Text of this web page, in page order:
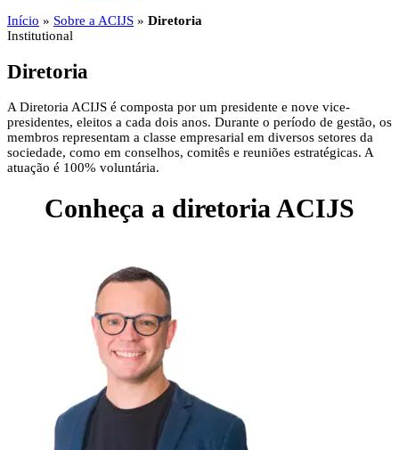
Início » Sobre a ACIJS » Diretoria
Institutional
Diretoria
A Diretoria ACIJS é composta por um presidente e nove vice-
presidentes, eleitos a cada dois anos. Durante o período de gestão, os
membros representam a classe empresarial em diversos setores da
sociedade, como em conselhos, comitês e reuniões estratégicas. A
atuação é 100% voluntária.
Conheça a diretoria ACIJS